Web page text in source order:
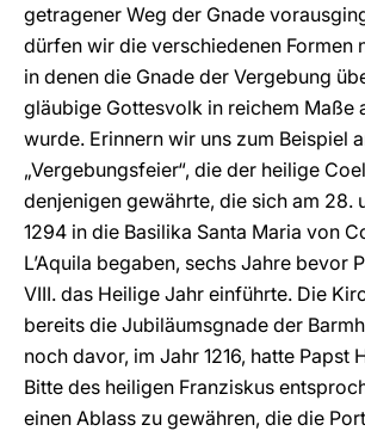
getragener Weg der Gnade
dürfen wir die verschiedenen Formen
in denen die Gnade der Vergebung
gläubige Gottesvolk in reichem Maße
wurde. Erinnern wir uns zum Beispiel
„Vergebungsfeier“, die der heilige
denjenigen gewährte, die sich am 28.
1294 in die Basilika Santa Maria von
L’Aquila begaben, sechs Jahre bevor
VIII. das Heilige Jahr einführte. Die
bereits die Jubiläumsgnade der
noch davor, im Jahr 1216, hatte Papst
Bitte des heiligen Franziskus
einen Ablass zu gewähren, die die